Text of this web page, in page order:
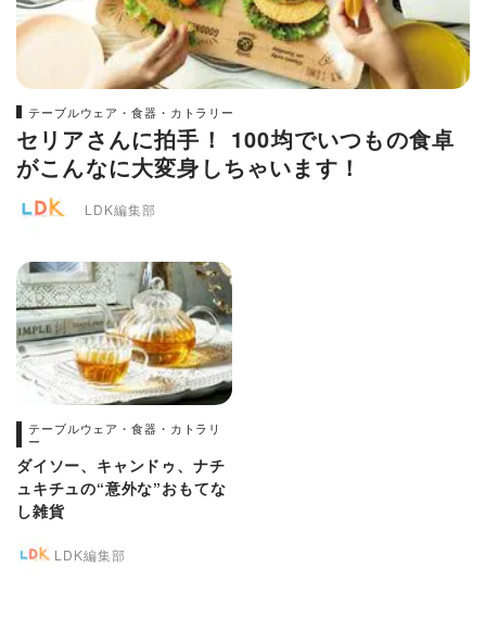
テーブルウェア・食器・カトラリー
セリアさんに拍手！ 100均でいつもの食卓
がこんなに大変身しちゃいます！
LDK編集部
テーブルウェア・食器・カトラリ
ー
ダイソー、キャンドゥ、ナチ
ュキチュの“意外な”おもてな
し雑貨
LDK編集部